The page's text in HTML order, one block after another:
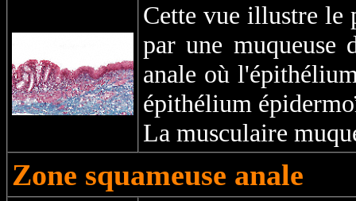
Cette vue illustre le
par une muqueuse
anale où
épithélium
La musculaire
Zone squameuse anale